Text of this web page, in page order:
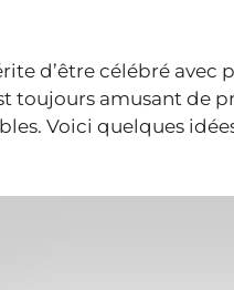
d’être célébré avec
toujours amusant
Voici quelques